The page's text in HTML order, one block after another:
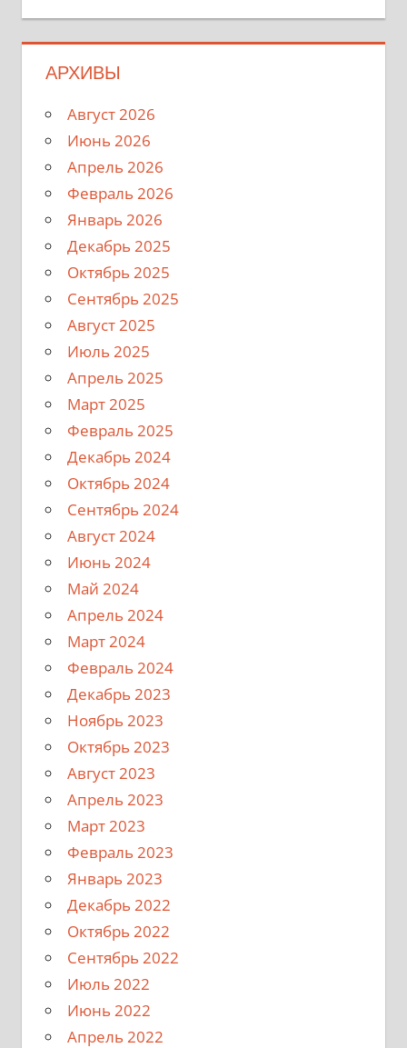
АРХИВЫ
Август 2026
Июнь 2026
Апрель 2026
Февраль 2026
Январь 2026
Декабрь 2025
Октябрь 2025
Сентябрь 2025
Август 2025
Июль 2025
Апрель 2025
Март 2025
Февраль 2025
Декабрь 2024
Октябрь 2024
Сентябрь 2024
Август 2024
Июнь 2024
Май 2024
Апрель 2024
Март 2024
Февраль 2024
Декабрь 2023
Ноябрь 2023
Октябрь 2023
Август 2023
Апрель 2023
Март 2023
Февраль 2023
Январь 2023
Декабрь 2022
Октябрь 2022
Сентябрь 2022
Июль 2022
Июнь 2022
Апрель 2022